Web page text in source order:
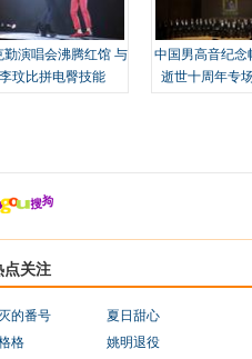
勤演唱会沸腾红馆 与
李玟比拼电臀技能
中国男高音纪念
逝世十周年专
点关注
的番号 夏日甜心
格
姚明退役